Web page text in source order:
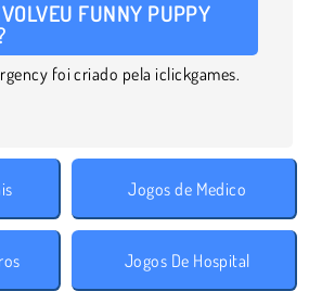
FUNNY PUPPY
foi criado pela iclickgames.
Jogos de Medico
Jogos De Hospital